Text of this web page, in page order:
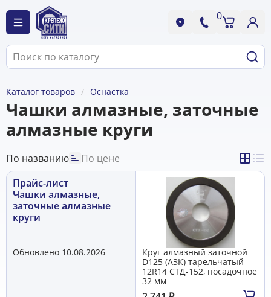
0
Каталог товаров Оснастка
Чашки алмазные, заточные
алмазные круги
По названию
По цене
Прайс-лист
Чашки алмазные,
заточные алмазные
круги
Обновлено 10.08.2026
Круг алмазный заточной
D125 (АЗК) тарельчатый
12R14 СТД-152, посадочное
32 мм